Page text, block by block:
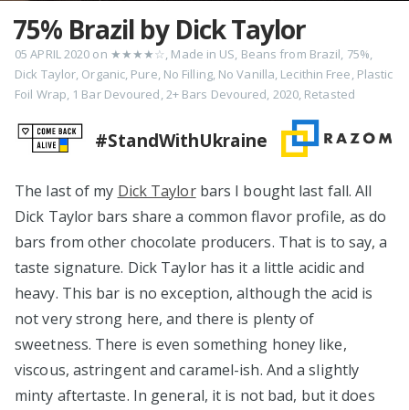
75% Brazil by Dick Taylor
05 APRIL 2020 on ★★★★☆, Made in US, Beans from Brazil, 75%,
Dick Taylor, Organic, Pure, No Filling, No Vanilla, Lecithin Free, Plastic
Foil Wrap, 1 Bar Devoured,2+ Bars Devoured, 2020, Retasted
#StandWithUkraine
The last of my Dick Taylorbars I bought last fall. All
Dick Taylor bars share a common flavor profile, as do
bars from other chocolate producers. That is to say, a
taste signature. Dick Taylor has it a little acidic and
heavy. This bar is no exception, although the acid is
not very strong here, and there is plenty of
sweetness. There is even something honey like,
viscous, astringent and caramel-ish. And a slightly
minty aftertaste. In general, it is not bad, but it does